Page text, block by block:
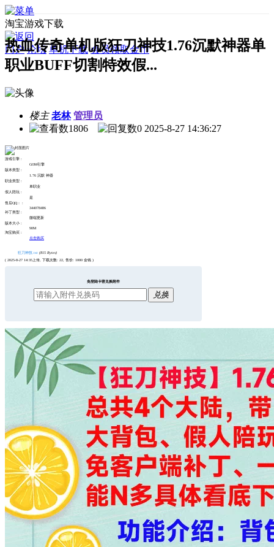
淘宝游戏下载
门户 论坛 单机下载 会员领取金币
热血传奇单机版狂刀神技1.76沉默神器单
职业BUFF切割特效假...
楼主 老林 管理员
1806
0 2025-8-27 14:36:27
游戏引擎 :
GOM引擎
版本类型 :
1.76 沉默 神器
职业类型 :
单职业
假人陪玩 :
是
售后QQ： :
344078486
补丁类型 :
微端更新
版本大小 :
90M
淘宝购买 :
点击购买
狂刀神技.txt (815 Bytes)
( 2025-8-27 14:35上传, 下载次数: 22, 售价: 1000 金钱 )
免登陆卡密兑换附件
兑换